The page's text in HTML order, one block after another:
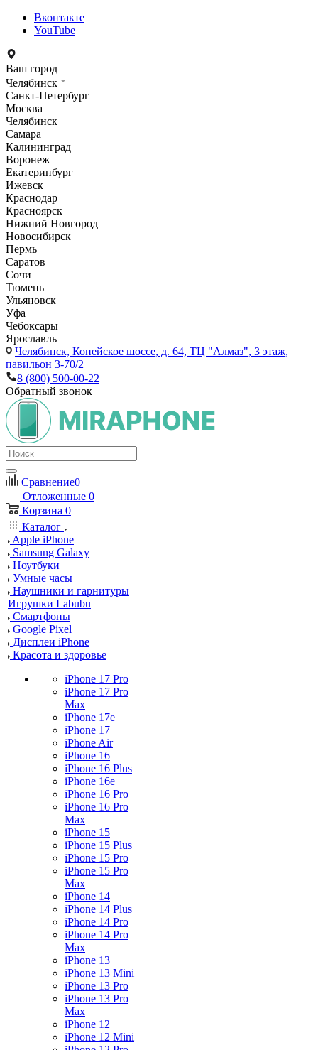
Вконтакте
YouTube
Ваш город
Челябинск
Санкт-Петербург
Москва
Челябинск
Самара
Калининград
Воронеж
Екатеринбург
Ижевск
Краснодар
Красноярск
Нижний Новгород
Новосибирск
Пермь
Саратов
Сочи
Тюмень
Ульяновск
Уфа
Чебоксары
Ярославль
Челябинск, Копейское шоссе, д. 64, ТЦ "Алмаз", 3 этаж,
павильон 3-70/2
8 (800) 500-00-22
Обратный звонок
Сравнение0
Отложенные 0
Корзина 0
Каталог
Apple iPhone
Samsung Galaxy
Ноутбуки
Умные часы
Наушники и гарнитуры
Игрушки Labubu
Смартфоны
Google Pixel
Дисплеи iPhone
Красота и здоровье
iPhone 17 Pro
iPhone 17 Pro
Max
iPhone 17e
iPhone 17
iPhone Air
iPhone 16
iPhone 16 Plus
iPhone 16e
iPhone 16 Pro
iPhone 16 Pro
Max
iPhone 15
iPhone 15 Plus
iPhone 15 Pro
iPhone 15 Pro
Max
iPhone 14
iPhone 14 Plus
iPhone 14 Pro
iPhone 14 Pro
Max
iPhone 13
iPhone 13 Mini
iPhone 13 Pro
iPhone 13 Pro
Max
iPhone 12
iPhone 12 Mini